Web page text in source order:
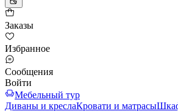
Заказы
Избранное
Сообщения
Войти
Мебельный тур
Диваны и креслаКровати и матрасы